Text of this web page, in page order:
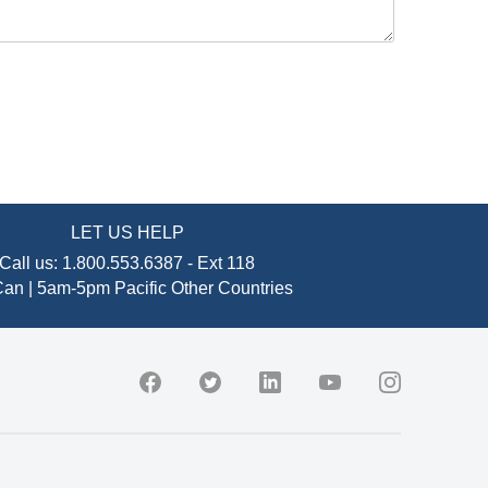
LET US HELP
Call us: 1.800.553.6387 - Ext 118
| 5am-5pm Pacific Other Countries